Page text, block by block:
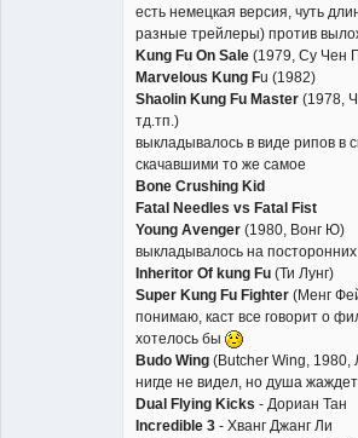
есть немецкая версия, чуть
разные трейлеры) против
Kung Fu On Sale (1979, Су Чен
Marvelous Kung Fu (1982)
Shaolin Kung Fu Master (1978,
тд.тп.)
выкладывалось в виде рипов в
скачавшими то же самое
Bone Crushing Kid
Fatal Needles vs Fatal Fist
Young Avenger (1980, Вонг Ю)
выкладывалось на
Inheritor Of kung Fu (Ти Лунг)
Super Kung Fu Fighter (Менг
понимаю, каст все говорит о
хотелось бы
Budo Wing (Butcher Wing, 1980,
нигде не видел, но душа жаждет
Dual Flying Kicks - Дориан Тан
Incredible 3 - Хванг Джанг Ли